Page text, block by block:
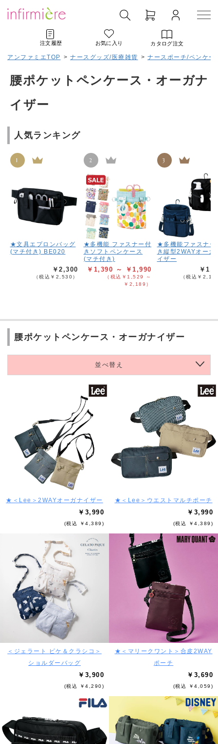
注文履歴 お気に入り カタログ注文
アンファミエTOP > ナースグッズ/医療雑貨 > ナースポーチ/ペンケー
腰ポケットペンケース・オーガナ
イザー
人気ランキング
1
★文具エプロンバッグ
(マチ付き) BE020
￥2,300
（税込￥2,530）
2
★多機能 ファスナー付
きソフトペンケース
(マチ付き)
￥1,390 ～ ￥1,990
（税込￥1,529 ～
￥2,189）
3
★多機能ファスナー
き縦型2WAYオーガ
イザー
￥
（税込￥
腰ポケットペンケース・オーガナイザー
並べ替え
★＜Lee＞2WAYオーガナイザー
￥3,990
(税込 ￥4,389)
★＜Lee＞ウエストマルチポーチ
￥3,990
(税込 ￥4,389)
＜ジェラート ピケ＆クラシコ＞
ショルダーバッグ
￥3,900
(税込 ￥4,290)
★＜マリークワント＞合皮2WAY
ポーチ
￥3,690
(税込 ￥4,059)